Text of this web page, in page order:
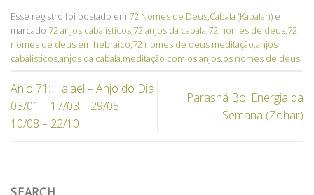
Esse registro foi postado em 72 Nomes de Deus Cabala (Kabalah) e
marcado 72 anjos cabalísticos 72 anjos da cabala 72 nomes de deus 72
nomes de deus em hebraico 72 nomes de deus meditação anjos
cabalisticosanjos da cabala meditação com os anjos os nomes de deus
Anjo 71: Haiael – Anjo do Dia
03/01 – 17/03 – 29/05 –
10/08 – 22/10
Parashá Bo: Energia da
Semana (Zohar)
SEARCH